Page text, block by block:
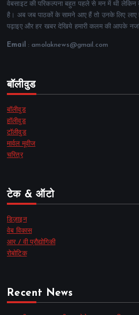
वेबसाइट की परिकल्पना बहुत पहले से मन में थी लेकिन
है। अब जब पाठकों के सामने आए हैं तो उनके लिए लाए
पढ़ाइए और हर खबर देखिये हमारी कलम की आपके
Email : amolaknews@gmail.com
बॉलीवुड
बॉलीवुड
हॉलीवुड
टॉलीवुड
मार्वल मूवीज
चरित्र
टेक & ऑटो
डिज़ाइन
वेब विकास
आर / वी प्रौद्योगिकी
रोबोटिक
Recent News